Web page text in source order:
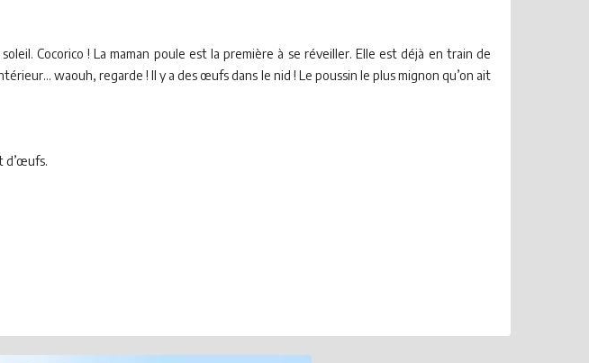
Cocorico ! La maman poule est la première à se réveiller. Elle est déjà en train de
waouh, regarde ! Il y a des œufs dans le nid ! Le poussin le plus mignon qu’on ait
d’œufs.